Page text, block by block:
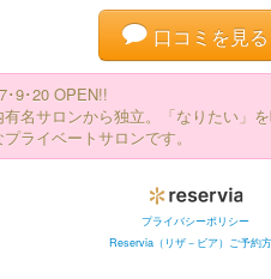
口コミを見る
･9･20 OPEN!!
有名サロンから独立。「なりたい」
ライベートサロンです。
プライバシーポリシー
Reservia（リザ－ビア）ご予約